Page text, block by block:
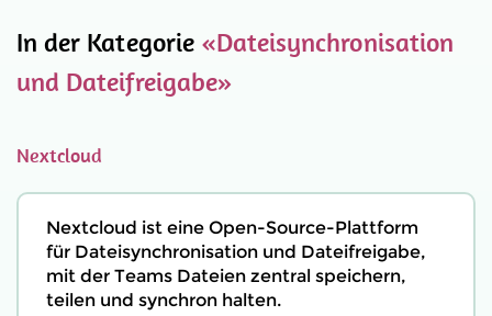
In der Kategorie «Dateisynchronisation
und Dateifreigabe»
Nextcloud
Nextcloud ist eine Open-Source-Plattform
für Dateisynchronisation und Dateifreigabe,
mit der Teams Dateien zentral speichern,
teilen und synchron halten.